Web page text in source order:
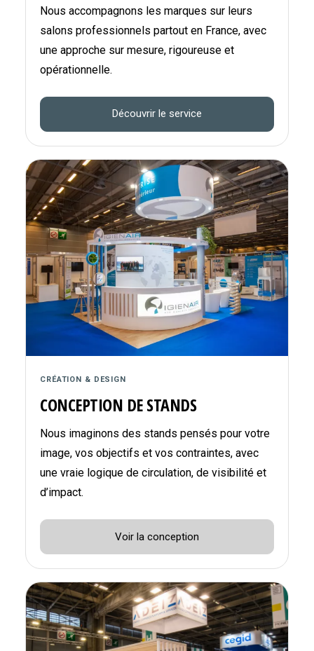
Nous accompagnons les marques sur leurs
salons professionnels partout en France, avec
une approche sur mesure, rigoureuse et
opérationnelle.
Découvrir le service
CRÉATION & DESIGN
CONCEPTION DE STANDS
Nous imaginons des stands pensés pour votre
image, vos objectifs et vos contraintes, avec
une vraie logique de circulation, de visibilité et
d’impact.
Voir la conception